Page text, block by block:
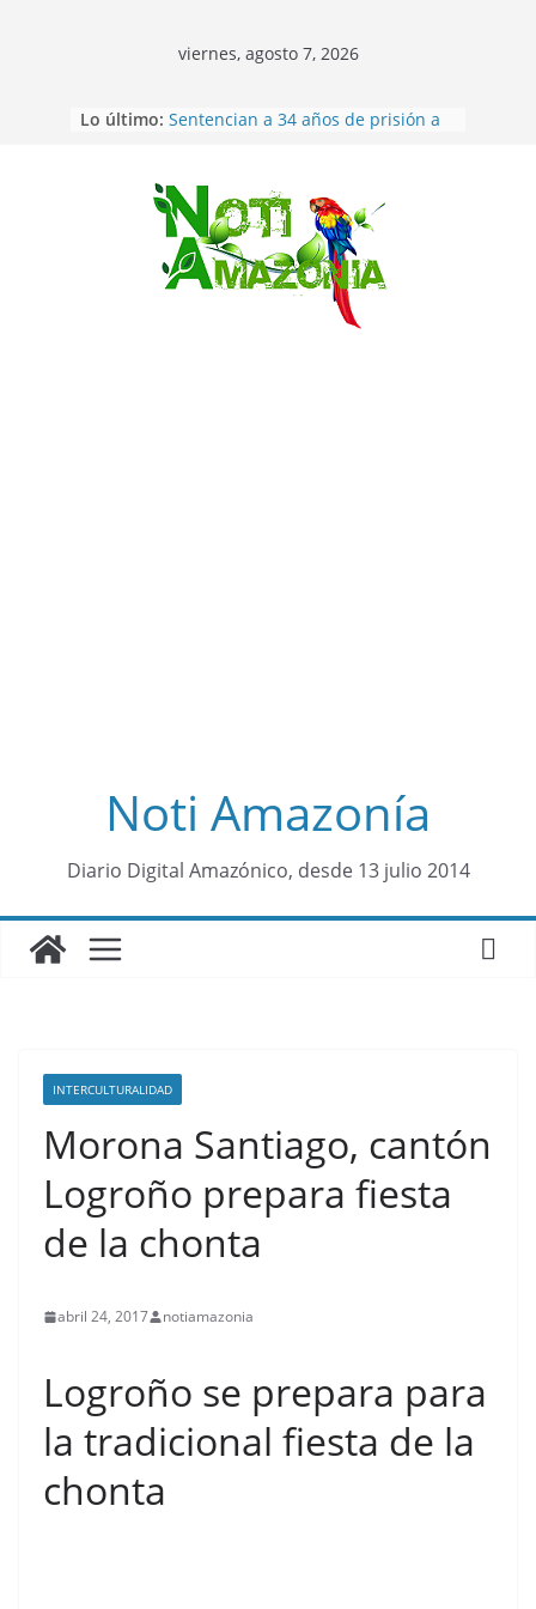
Saltar
al
viernes, agosto 7, 2026
Lo último: desaparecidos fueron encontrados
implicados en caso de Alison,
oriunda de Tena
Vozinha, el arquero sensación de
cabo Verde, ya llegó para
incorporarse a Colo Colo de Chile
Pastaza: la parroquia Diez de
Agosto eligió a su nueva reina por
Noti Amazonía
Diario Digital Amazónico, desde 13 julio 2014
INTERCULTURALIDAD
Morona Santiago, cantón
Logroño prepara fiesta
de la chonta
abril 24, 2017 notiamazonia
Logroño se prepara para
la tradicional fiesta de la
chonta